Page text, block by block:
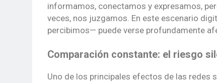
informamos, conectamos y expresamos,
veces, nos juzgamos. En este escenario
percibimos— puede verse profundamente
Comparación constante: el riesgo
Uno de los principales efectos de las redes